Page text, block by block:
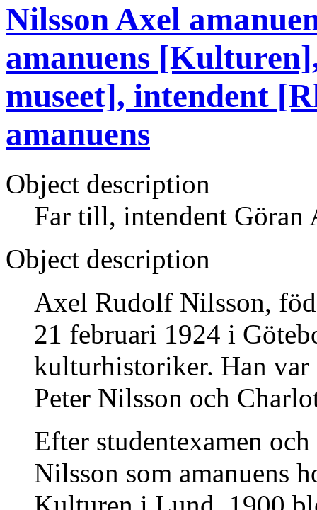
Nilsson Axel
amanuens
museet], intendent
amanuens
Object description
Far till, intendent Göran
Object description
Axel Rudolf Nilsson,
21 februari 1924 i
kulturhistoriker. Han
Peter Nilsson och
Efter studentexamen
Nilsson som amanuens